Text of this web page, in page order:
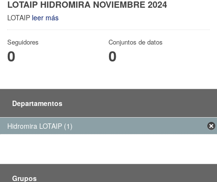
LOTAIP HIDROMIRA NOVIEMBRE 2024
LOTAIP leer más
Seguidores
0
Conjuntos de datos
0
Departamentos
Hidromira LOTAIP (1)
Grupos